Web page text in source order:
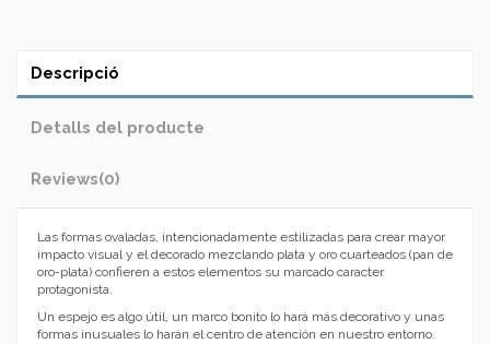
Descripció
Detalls del producte
Reviews(0)
Las formas ovaladas, intencionadamente estilizadas para crear mayor
impacto visual y el decorado mezclando plata y oro cuarteados (pan de
oro-plata) confieren a estos elementos su marcado caracter
protagonista.
Un espejo es algo útil, un marco bonito lo hará más decorativo y unas
formas inusuales lo harán el centro de atención en nuestro entorno.